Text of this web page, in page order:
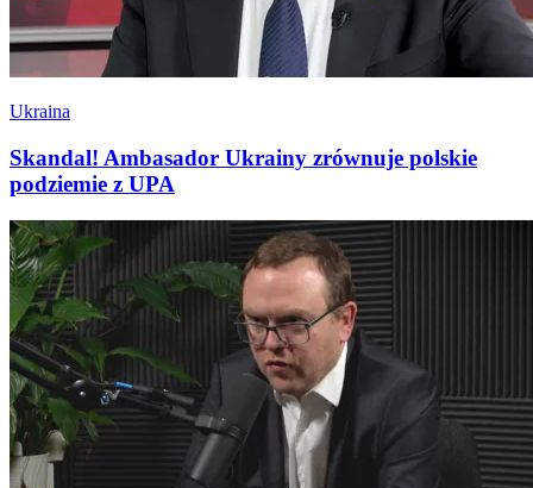
Ukraina
Skandal! Ambasador Ukrainy zrównuje polskie
podziemie z UPA